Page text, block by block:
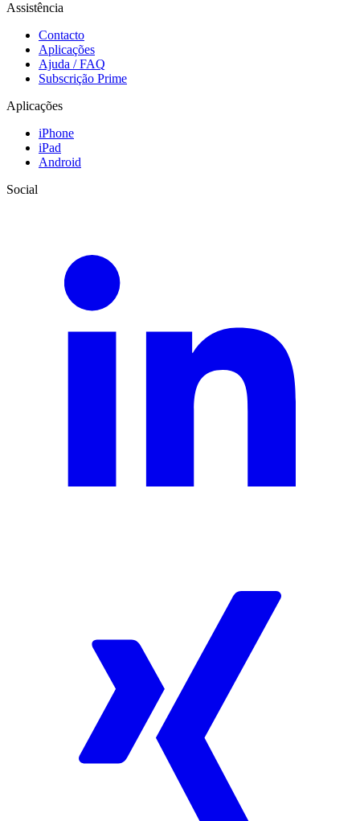
Assistência
Contacto
Aplicações
Ajuda / FAQ
Subscrição Prime
Aplicações
iPhone
iPad
Android
Social